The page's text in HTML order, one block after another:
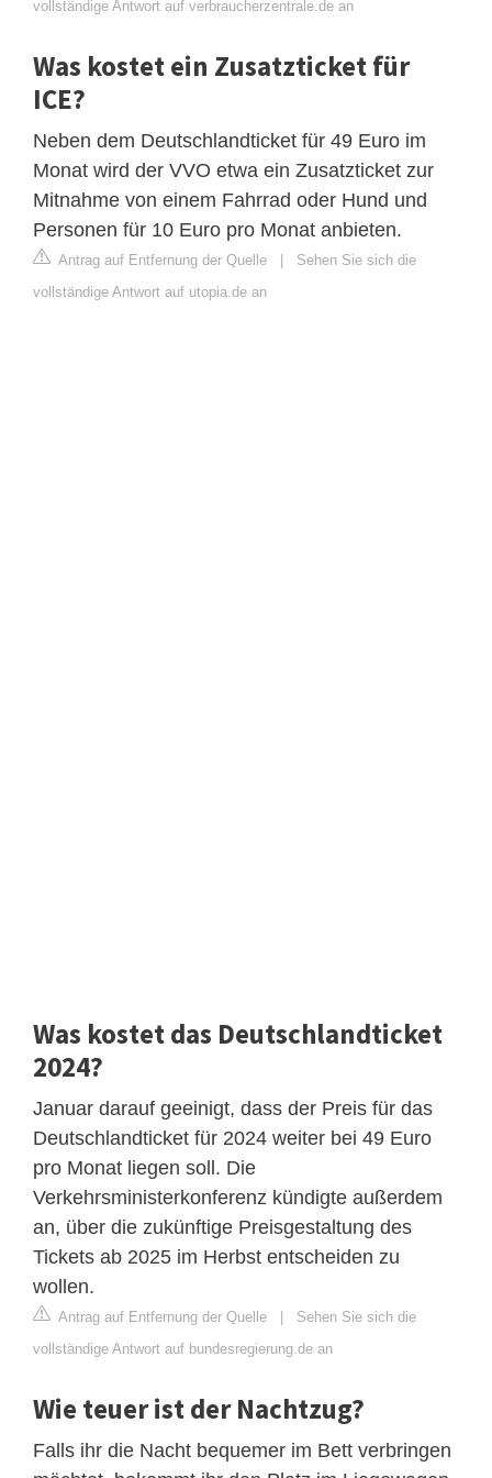
vollständige Antwort auf verbraucherzentrale.de an
Was kostet ein Zusatzticket für
ICE?
Neben dem Deutschlandticket für 49 Euro im
Monat wird der VVO etwa ein Zusatzticket zur
Mitnahme von einem Fahrrad oder Hund und
Personen für 10 Euro pro Monat anbieten.
Antrag auf Entfernung der Quelle | Sehen Sie sich die
vollständige Antwort auf utopia.de an
Was kostet das Deutschlandticket
2024?
Januar darauf geeinigt, dass der Preis für das
Deutschlandticket für 2024 weiter bei 49 Euro
pro Monat liegen soll. Die
Verkehrsministerkonferenz kündigte außerdem
an, über die zukünftige Preisgestaltung des
Tickets ab 2025 im Herbst entscheiden zu
wollen.
Antrag auf Entfernung der Quelle | Sehen Sie sich die
vollständige Antwort auf bundesregierung.de an
Wie teuer ist der Nachtzug?
Falls ihr die Nacht bequemer im Bett verbringen